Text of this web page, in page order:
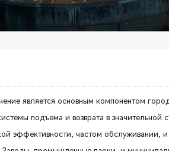
является основным компонентом
подъема и возврата в значительной
эффективности, частом обслуживании,